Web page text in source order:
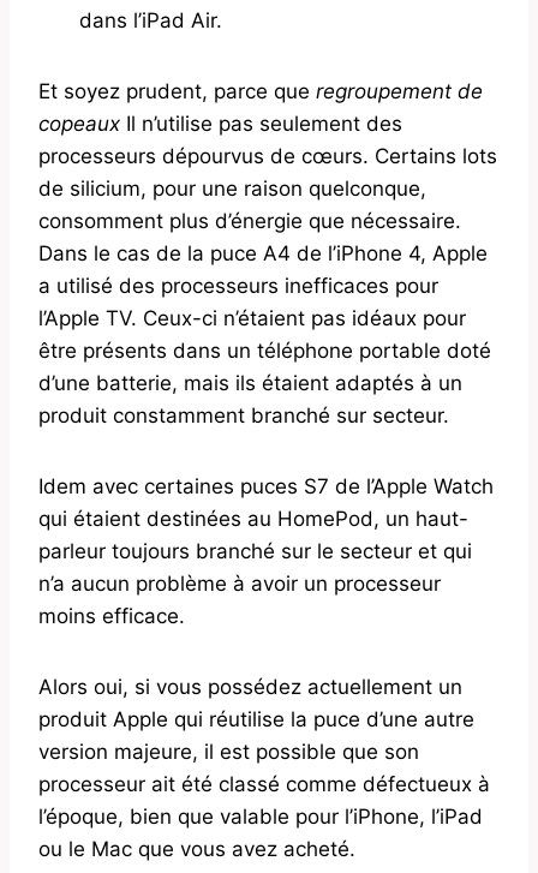
dans l’iPad Air.
Et soyez prudent, parce que regroupement de
copeaux Il n’utilise pas seulement des
processeurs dépourvus de cœurs. Certains lots
de silicium, pour une raison quelconque,
consomment plus d’énergie que nécessaire.
Dans le cas de la puce A4 de l’iPhone 4, Apple
a utilisé des processeurs inefficaces pour
l’Apple TV. Ceux-ci n’étaient pas idéaux pour
être présents dans un téléphone portable doté
d’une batterie, mais ils étaient adaptés à un
produit constamment branché sur secteur.
Idem avec certaines puces S7 de l’Apple Watch
qui étaient destinées au HomePod, un haut-
parleur toujours branché sur le secteur et qui
n’a aucun problème à avoir un processeur
moins efficace.
Alors oui, si vous possédez actuellement un
produit Apple qui réutilise la puce d’une autre
version majeure, il est possible que son
processeur ait été classé comme défectueux à
l’époque, bien que valable pour l’iPhone, l’iPad
ou le Mac que vous avez acheté.